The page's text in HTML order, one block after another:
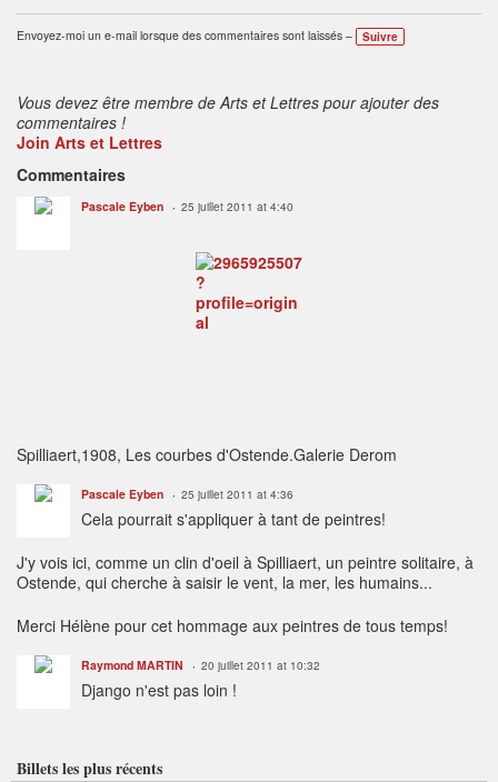
Envoyez-moi un e-mail lorsque des commentaires sont laissés – Suivre
Vous devez être membre de Arts et Lettres pour ajouter des
commentaires !
Join Arts et Lettres
Commentaires
Pascale Eyben 25 juillet 2011 at 4:40
Spilliaert,1908, Les courbes d'Ostende.Galerie Derom
Pascale Eyben 25 juillet 2011 at 4:36
Cela pourrait s'appliquer à tant de peintres!
J'y vois ici, comme un clin d'oeil à Spilliaert, un peintre solitaire, à
Ostende, qui cherche à saisir le vent, la mer, les humains...
Merci Hélène pour cet hommage aux peintres de tous temps!
Raymond MARTIN 20 juillet 2011 at 10:32
Django n'est pas loin !
Billets les plus récents